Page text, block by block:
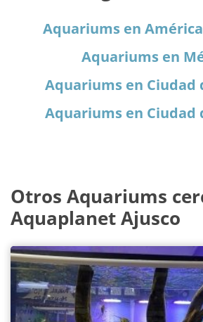
Aquariums en
Aquariums en
Aquariums en Ciudad
Aquariums en Ciudad
Otros Aquariums
Aquaplanet Ajusco